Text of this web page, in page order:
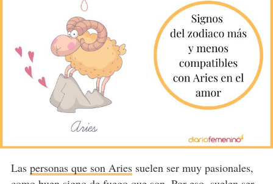
Las personas que son Ariessuelen ser muy pasionales,